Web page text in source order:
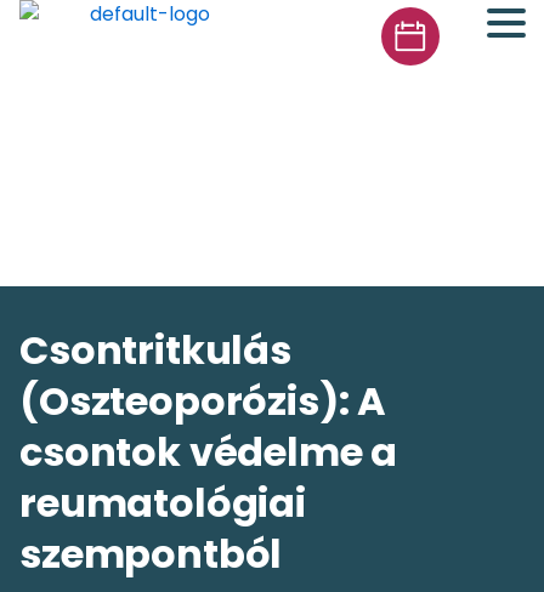
Csontritkulás
(Oszteoporózis): A
csontok védelme a
reumatológiai
szempontból